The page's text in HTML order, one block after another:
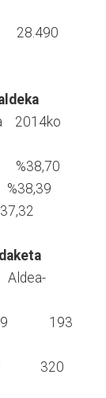
28.490
%38,70
279 193
320